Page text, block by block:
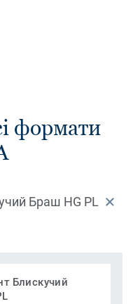
формати
Браш HG PL
Блискучий